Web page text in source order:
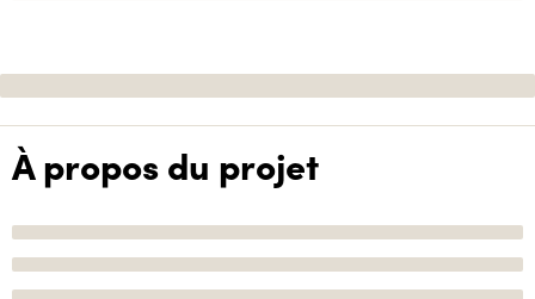
À propos du projet